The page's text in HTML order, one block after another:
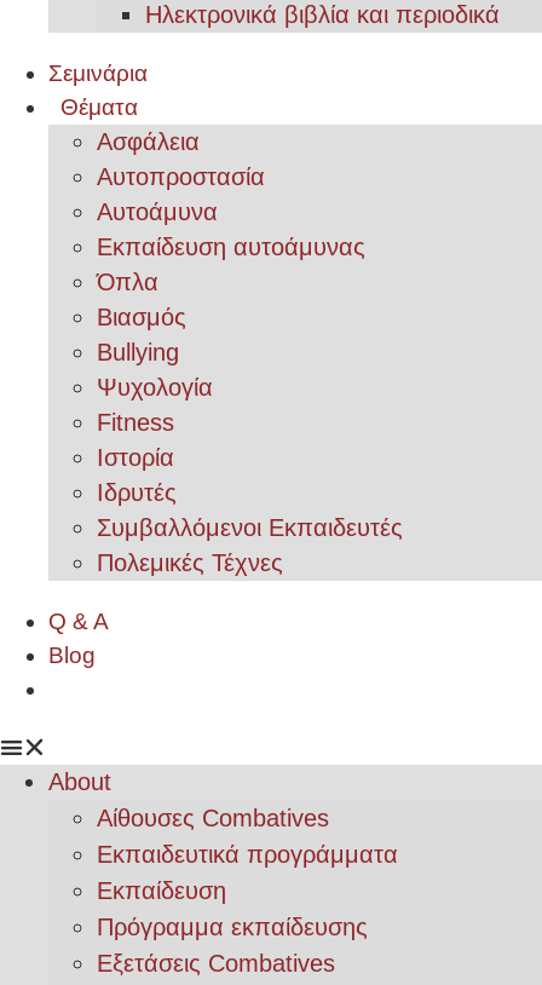
Ηλεκτρονικά βιβλία και περιοδικά
Σεμινάρια
Θέματα
Ασφάλεια
Αυτοπροστασία
Αυτοάμυνα
Εκπαίδευση αυτοάμυνας
Όπλα
Βιασμός
Bullying
Ψυχολογία
Fitness
Ιστορία
Ιδρυτές
Συμβαλλόμενοι Εκπαιδευτές
Πολεμικές Τέχνες
Q & A
Blog
About
Αίθουσες Combatives
Εκπαιδευτικά προγράμματα
Εκπαίδευση
Πρόγραμμα εκπαίδευσης
Εξετάσεις Combatives